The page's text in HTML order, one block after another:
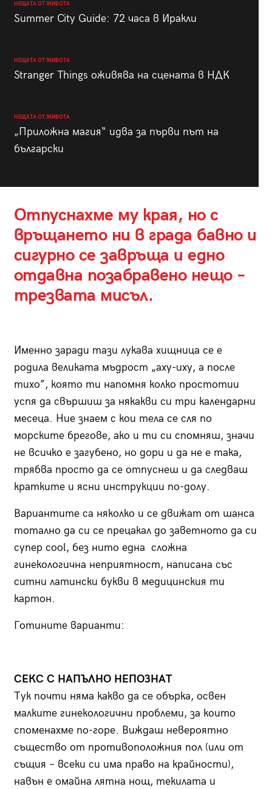
НЕЩАТА ОТ ЖИВОТА
Summer City Guide: 72 часа в Иракли
НЕЩАТА ОТ ЖИВОТА
Stranger Things оживява на сцената в НДК
НЕЩАТА ОТ ЖИВОТА
„Приложна магия“ идва за първи път на
български
Отпуснахме му края, но с
връщането ни в града бавно и
сигурно се завръща и едно
отдавна позабравено нещо –
трезвата мисъл.
Именно заради тази лукава хищница се е
родила великата мъдрост „аху-иху, а после
тихо”, която ти напомня колко простотии
успя да свършиш за някакви си три календарни
месеца. Ние знаем с кои тела се сля по
морските брегове, ако и ти си спомняш, значи
не всичко е загубено, но дори и да не е така,
трябва просто да се отпуснеш и да следваш
кратките и ясни инструкции по-долу.
Вариантите са няколко и се движат от шанса
тотално да си се прецакал до заветното да си
супер cool, без нито една сложна
гинекологична неприятност, написана със
ситни латински букви в медицинския ти
картон.
Готините варианти:
СЕКС С НАПЪЛНО НЕПОЗНАТ
Тук почти няма какво да се обърка, освен
малките гинекологични проблеми, за които
споменахме по-горе. Виждаш невероятно
същество от противоположния пол (или от
същия – всеки си има право на крайности),
навън е омайна лятна нощ, текилата и